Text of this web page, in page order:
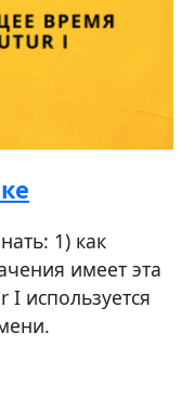
1) как
имеет эта
I используется